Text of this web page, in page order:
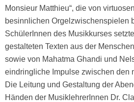
Monsieur Matthieu“, die von
besinnlichen Orgelzwischenspielen
SchülerInnen des Musikkurses
gestalteten Texten aus der
sowie von Mahatma Ghandi und
eindringliche Impulse zwischen den
Die Leitung und Gestaltung der
Händen der MusiklehrerInnen Dr.